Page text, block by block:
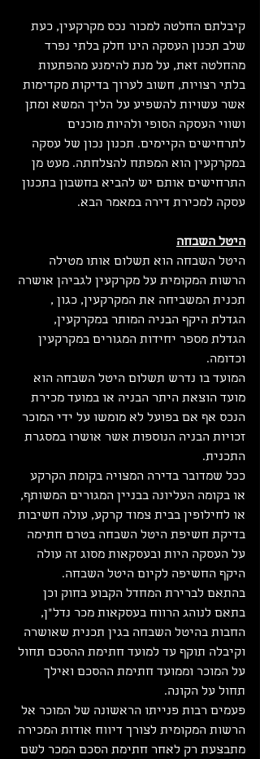
קיבלתם החלטה למכור נכס מקרקעין, כעת
שלב תכנון העסקה הינו חלק בלתי נפרד
מהחלטה זאת, על מנת להימנע מהפתעות
בלתי רצויות, חשוב לערוך בדיקות מקדימות
אשר עשויות להשפיע על הליך המשא ומתן
ושווי העסקה הסופי ולהיות מוכנים
לתרחישים הקיימים. תכנון נכון של עסקה
במקרקעין הוא המפתח להצלחתה. מעט מן
התרחישים אותם יש להביא בחשבון בתכנון
עסקה למכירת דירה במאמר הבא.​
היטל השבחה
היטל השבחה הוא תשלום אותו מטילה
הרשות המקומית על מקרקעין לגביהן אושרה
תכנית המשביחה את המקרקעין, כגון ,
הגדלת היקף הבניה המותר במקרקעין,
הגדלת מספר יחידות המגורים במקרקעין
וכדומה.
המועד בו נדרש תשלום היטל השבחה הוא
מועד הוצאת היתר הבניה או במועד מכירת
הנכס אף אם בפועל לא מומשו על ידי המוכר
זכויות הבניה הנוספות אשר אושרו במסגרת
התכנית.
ככל שמדובר בדירה המצויה בקומת הקרקע
או בקומה העליונה בבניין המגורים המשותף,
או לחילופין בבית צמוד קרקע, עולה חשיבות
בדיקת חשיפת היטל השבחה בטרם חתימה
על העסקה היות ובעסקאות מסוג זה עולה
היקף החשיפה לקיום היטל השבחה.
בהתאם לברירת המחדל הקבוע בחוק וכן
בתאם לנוהג הרווח בעסקאות מכר נדל"ן,
החבות בהיטל השבחה בגין תכנית שאושרה
וקיבלה תוקף עד למועד חתימת ההסכם תחול
על המוכר וממועד חתימת ההסכם ואילך
תחול על הקונה.
פעמים רבות פנייתו הראשונה של המוכר אל
הרשות המקומית לצורך דיווח אודות המכירה
מתבצעת רק לאחר חתימת הסכם המכר לשם